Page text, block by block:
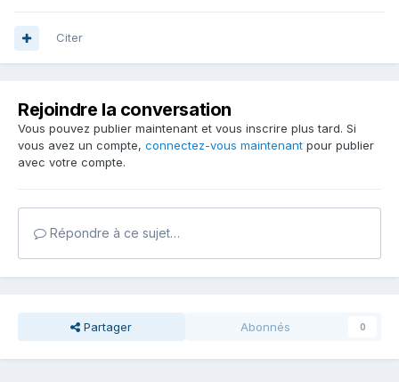
Citer
Rejoindre la conversation
Vous pouvez publier maintenant et vous inscrire plus tard. Si
vous avez un compte, connectez-vous maintenant pour publier
avec votre compte.
Répondre à ce sujet…
Partager Abonnés 0